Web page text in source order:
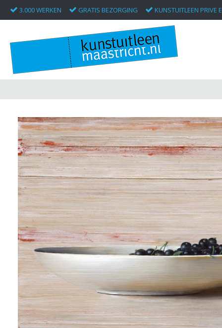
3.000 WERKEN GRATIS BEZORGING KUNSTUITLEEN PRIVE